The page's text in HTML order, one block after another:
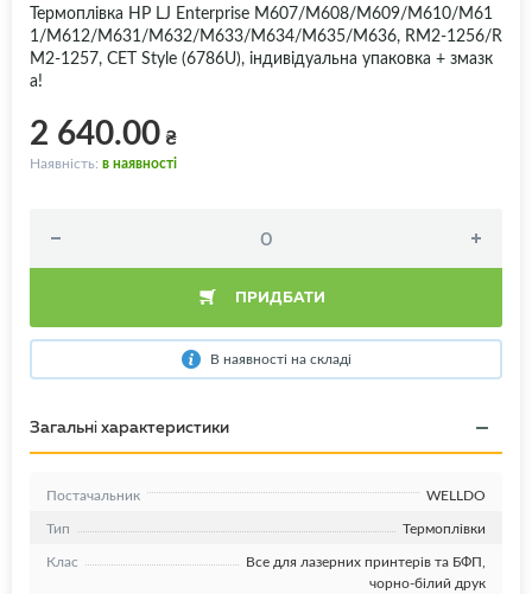
Термоплівка HP LJ Enterprise M607/M608/M609/M610/M61
1/M612/M631/M632/M633/M634/M635/M636, RM2-1256/R
M2-1257, CET Style (6786U), індивідуальна упаковка + змазк
а!
2 640.00₴
Наявність: в наявності
ПРИДБАТИ
В наявності на складі
Загальні характеристики
Постачальник
WELLDO
Тип
Термоплівки
Клас
Все для лазерних принтерів та БФП,
чорно-білий друк